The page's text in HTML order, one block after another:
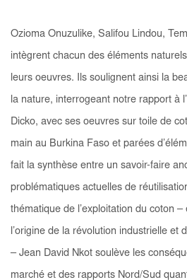
Ozioma Onuzulike, Salifou Lindou,
intègrent chacun des éléments
leurs oeuvres. Ils soulignent ainsi la
la nature, interrogeant notre rapport à
Dicko, avec ses oeuvres sur toile de
main au Burkina Faso et parées
fait la synthèse entre un savoir-faire
problématiques actuelles de
thématique de l’exploitation du coton
l’origine de la révolution industrielle et
– Jean David Nkot soulève les
marché et des rapports Nord/Sud